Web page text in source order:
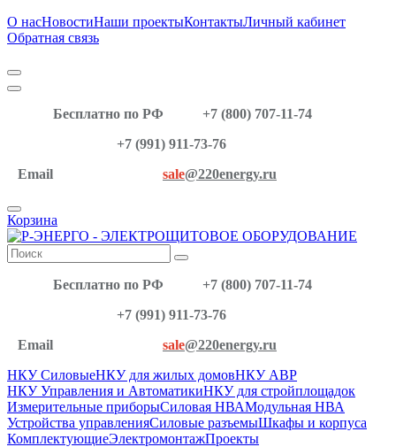
О насНовостиНаши проектыКонтактыЛичный кабинет
Обратная связь
Бесплатно по РФ
+7 (800) 707-11-74
+7 (991) 911-73-76
Email
sale@220energy.ru
Корзина
Бесплатно по РФ
+7 (800) 707-11-74
+7 (991) 911-73-76
Email
sale@220energy.ru
НКУ СиловыеНКУ для жилых домовНКУ АВР
НКУ Управления и АвтоматикиНКУ для стройплощадок
Измерительные приборыСиловая НВАМодульная НВА
Устройства управленияСиловые разъемыШкафы и корпуса
КомплектующиеЭлектромонтажПроекты